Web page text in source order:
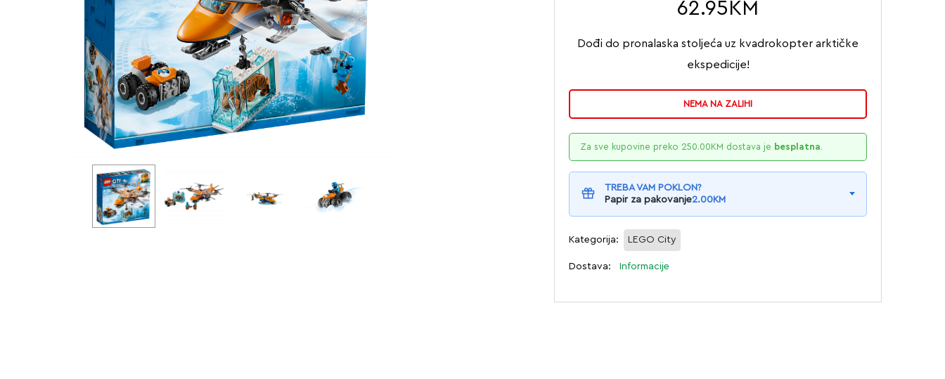
62.95 KM
Dođi do pronalaska stoljeća uz kvadrokopter arktičke
ekspedicije!
NEMA NA ZALIHI
Za sve kupovine preko 250.00KM dostava je besplatna.
TREBA VAM POKLON?
Papir za pakovanje2.00KM
Kategorija: LEGO City
Dostava: Informacije